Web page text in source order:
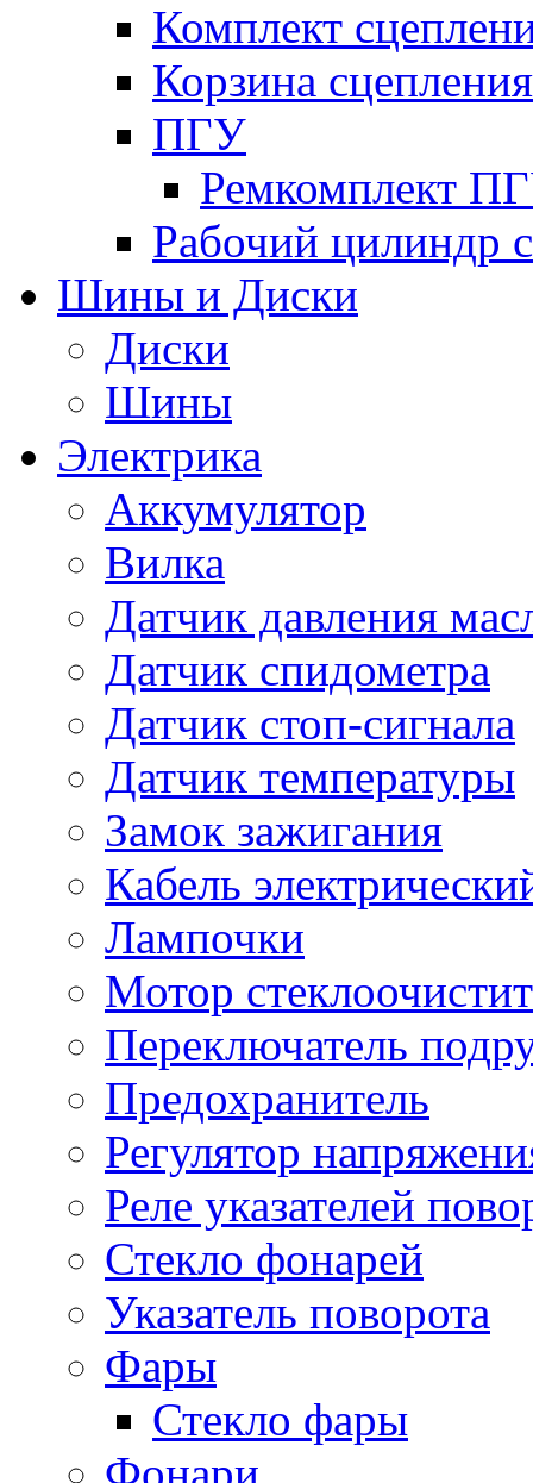
Комплект
Корзина сцепления
ПГУ
Ремкомплект
Рабочий цилиндр
Шины и Диски
Диски
Шины
Электрика
Аккумулятор
Вилка
Датчик давления
Датчик спидометра
Датчик стоп-сигнала
Датчик температуры
Замок зажигания
Кабель
Лампочки
Мотор
Переключатель
Предохранитель
Регулятор
Реле указателей
Стекло фонарей
Указатель поворота
Фары
Стекло фары